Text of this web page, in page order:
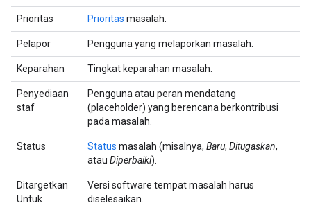
Prioritas Prioritas masalah.
Pelapor Pengguna yang melaporkan masalah.
Keparahan Tingkat keparahan masalah.
Penyediaan
staf
Pengguna atau peran mendatang
(placeholder) yang berencana berkontribusi
pada masalah.
Status Status masalah (misalnya, Baru, Ditugaskan,
atau Diperbaiki).
Ditargetkan
Untuk
Versi software tempat masalah harus
diselesaikan.